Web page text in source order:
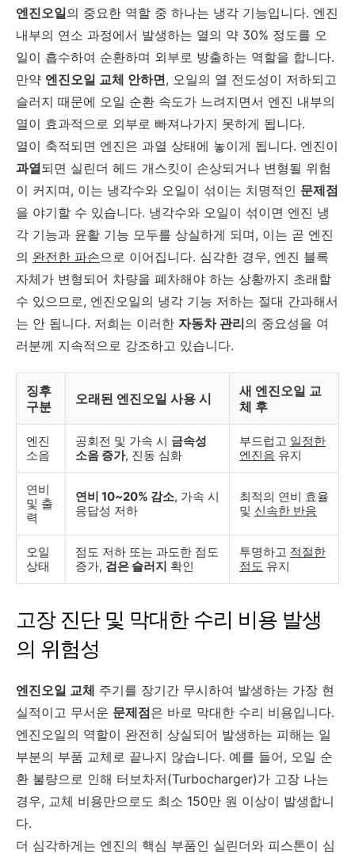
엔진오일의 중요한 역할 중 하나는 냉각 기능입니다. 엔진
내부의 연소 과정에서 발생하는 열의 약 30% 정도를 오
일이 흡수하여 순환하며 외부로 방출하는 역할을 합니다.
만약 엔진오일 교체 안하면, 오일의 열 전도성이 저하되고
슬러지 때문에 오일 순환 속도가 느려지면서 엔진 내부의
열이 효과적으로 외부로 빠져나가지 못하게 됩니다.
열이 축적되면 엔진은 과열 상태에 놓이게 됩니다. 엔진이
과열되면 실린더 헤드 개스킷이 손상되거나 변형될 위험
이 커지며, 이는 냉각수와 오일이 섞이는 치명적인 문제점
을 야기할 수 있습니다. 냉각수와 오일이 섞이면 엔진 냉
각 기능과 윤활 기능 모두를 상실하게 되며, 이는 곧 엔진
의 완전한 파손으로 이어집니다. 심각한 경우, 엔진 블록
자체가 변형되어 차량을 폐차해야 하는 상황까지 초래할
수 있으므로, 엔진오일의 냉각 기능 저하는 절대 간과해서
는 안 됩니다. 저희는 이러한 자동차 관리의 중요성을 여
러분께 지속적으로 강조하고 있습니다.
징후
구분
오래된 엔진오일 사용 시
새 엔진오일 교
체 후
엔진
소음
공회전 및 가속 시 금속성
소음 증가, 진동 심화
부드럽고 일정한
엔진음 유지
연비
및 출
력
연비 10~20% 감소, 가속 시
응답성 저하
최적의 연비 효율
및 신속한 반응
오일
상태
점도 저하 또는 과도한 점도
증가, 검은 슬러지 확인
투명하고 적절한
점도 유지
고장 진단 및 막대한 수리 비용 발생
의 위험성
엔진오일 교체 주기를 장기간 무시하여 발생하는 가장 현
실적이고 무서운 문제점은 바로 막대한 수리 비용입니다.
엔진오일의 역할이 완전히 상실되어 발생하는 피해는 일
부분의 부품 교체로 끝나지 않습니다. 예를 들어, 오일 순
환 불량으로 인해 터보차저(Turbocharger)가 고장 나는
경우, 교체 비용만으로도 최소 150만 원 이상이 발생합니
다.
더 심각하게는 엔진의 핵심 부품인 실린더와 피스톤이 심